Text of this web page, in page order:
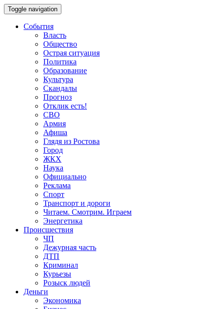
Toggle navigation
События
Власть
Общество
Острая ситуация
Политика
Образование
Культура
Скандалы
Прогноз
Отклик есть!
СВО
Армия
Афиша
Глядя из Ростова
Город
ЖКХ
Наука
Официально
Реклама
Спорт
Транспорт и дороги
Читаем. Смотрим. Играем
Энергетика
Происшествия
ЧП
Дежурная часть
ДТП
Криминал
Курьезы
Розыск людей
Деньги
Экономика